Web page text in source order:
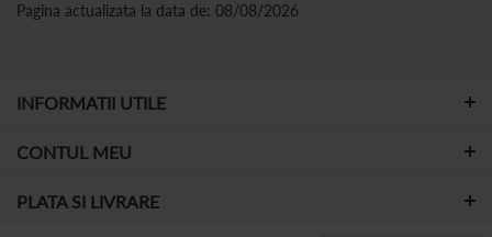
Pagina actualizata la data de: 08/08/2026
INFORMATII UTILE
CONTUL MEU
PLATA SI LIVRARE